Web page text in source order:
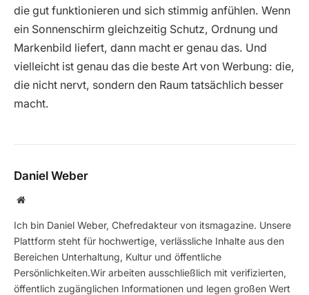
die gut funktionieren und sich stimmig anfühlen. Wenn
ein Sonnenschirm gleichzeitig Schutz, Ordnung und
Markenbild liefert, dann macht er genau das. Und
vielleicht ist genau das die beste Art von Werbung: die,
die nicht nervt, sondern den Raum tatsächlich besser
macht.
Daniel Weber
Website
Ich bin Daniel Weber, Chefredakteur von itsmagazine. Unsere
Plattform steht für hochwertige, verlässliche Inhalte aus den
Bereichen Unterhaltung, Kultur und öffentliche
Persönlichkeiten.Wir arbeiten ausschließlich mit verifizierten,
öffentlich zugänglichen Informationen und legen großen Wert